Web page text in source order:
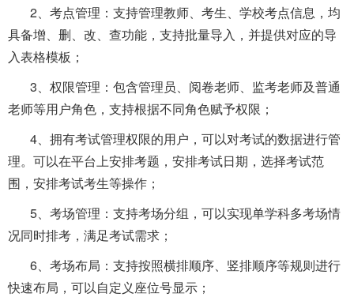
2、考点管理：支持管理教师、考生、学校考点信息，均
具备增、删、改、查功能，支持批量导入，并提供对应的导
入表格模板；
3、权限管理：包含管理员、阅卷老师、监考老师及普通
老师等用户角色，支持根据不同角色赋予权限；
4、拥有考试管理权限的用户，可以对考试的数据进行管
理。可以在平台上安排考题，安排考试日期，选择考试范
围，安排考试考生等操作；
5、考场管理：支持考场分组，可以实现单学科多考场情
况同时排考，满足考试需求；
6、考场布局：支持按照横排顺序、竖排顺序等规则进行
快速布局，可以自定义座位号显示；